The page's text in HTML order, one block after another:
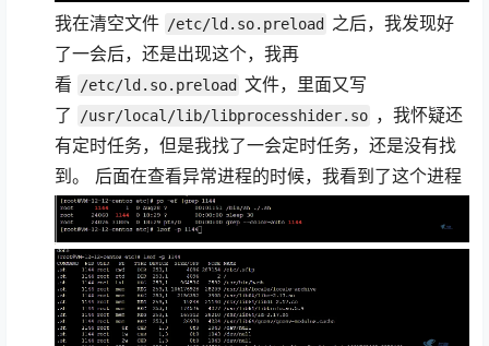
我在清空文件 /etc/ld.so.preload 之后，我发现好
了一会后，还是出现这个，我再
看
/etc/ld.so.preload 文件，里面又写
了
/usr/local/lib/libprocesshider.so ，我怀疑还
有定时任务，但是我找了一会定时任务，还是没有找
到。 后面在查看异常进程的时候，我看到了这个进程